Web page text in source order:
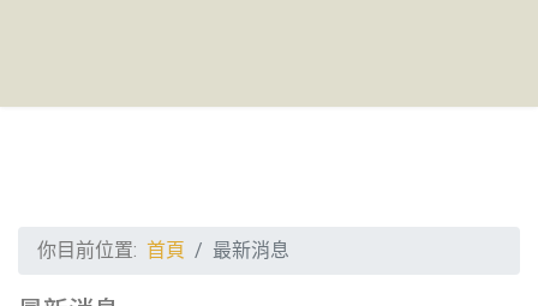
你目前位置: 首頁 最新消息